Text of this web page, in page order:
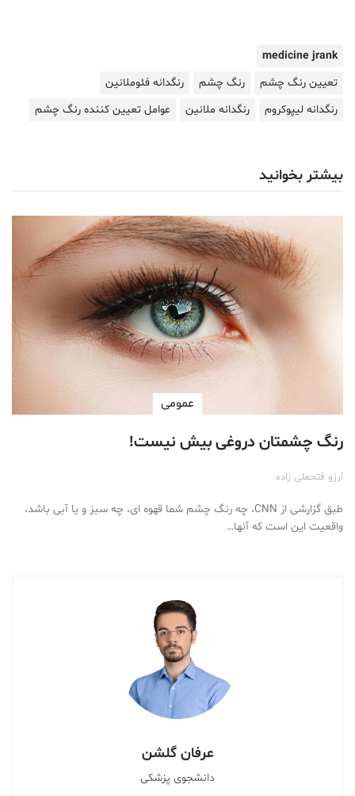
medicine jrank
تعیین رنگ چشم
رنگ چشم
رنگدانه فئوملانین
رنگدانه لیپوکروم
رنگدانه ملانین عوامل تعیین کننده رنگ چشم
بیشتر بخوانید
عمومی
رنگ چشمتان دروغی بیش نیست!
آرزو فتحعلی زاده
طبق گزارشی از CNN، چه رنگ چشم شما قهوه ای، چه سبز و یا آبی باشد،
واقعیت این است که آنها…
عرفان گلشن
دانشجوی پزشکی